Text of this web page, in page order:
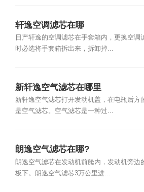
轩逸空调滤芯在哪
日产轩逸的空调滤芯在手套箱内，更换空调
时必选将手套箱拆出来，拆卸掉...
新轩逸空气滤芯在哪里
新轩逸空气滤芯打开发动机盖，在电瓶后方
是空气滤芯。空气滤芯是一种过...
朗逸空气滤芯在哪?
朗逸空气滤芯在发动机前舱内，发动机旁边
板下。朗逸空气滤芯3万公里进...